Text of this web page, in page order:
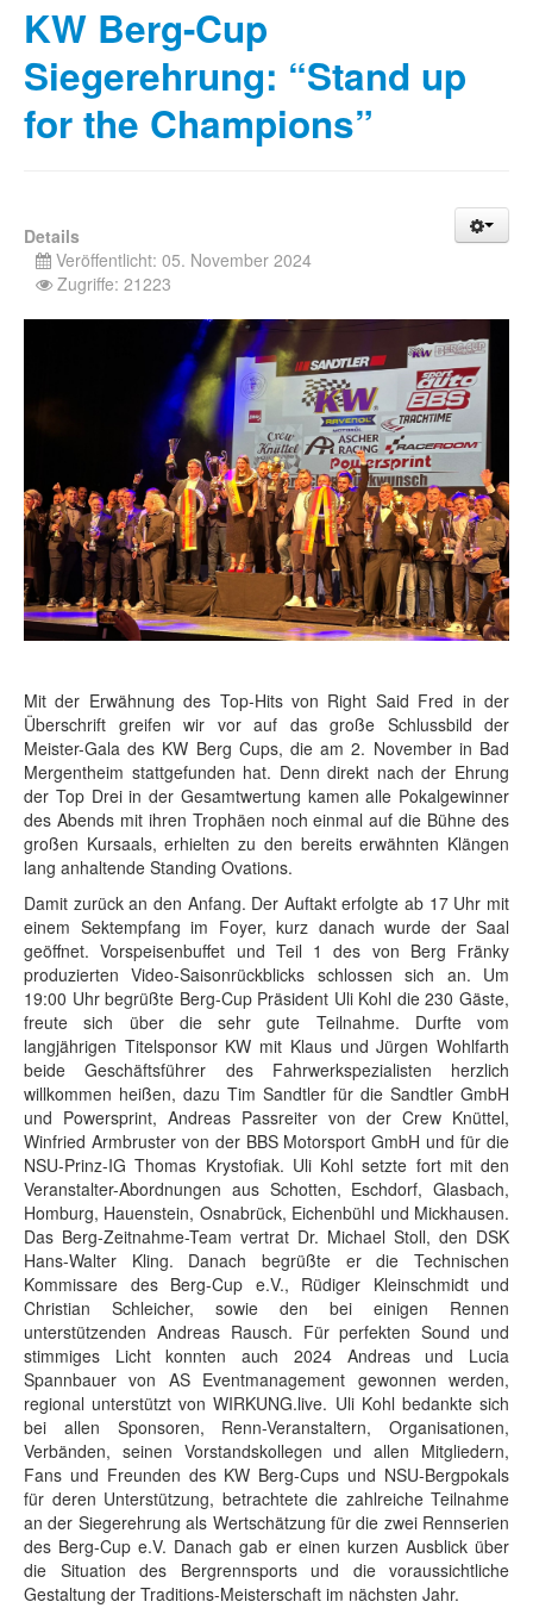
KW Berg-Cup
Siegerehrung: “Stand up
for the Champions”
Details
Veröffentlicht: 05. November 2024
Zugriffe: 21223
Mit der Erwähnung des Top-Hits von Right Said Fred in der
Überschrift greifen wir vor auf das große Schlussbild der
Meister-Gala des KW Berg Cups, die am 2. November in Bad
Mergentheim stattgefunden hat. Denn direkt nach der Ehrung
der Top Drei in der Gesamtwertung kamen alle Pokalgewinner
des Abends mit ihren Trophäen noch einmal auf die Bühne des
großen Kursaals, erhielten zu den bereits erwähnten Klängen
lang anhaltende Standing Ovations.
Damit zurück an den Anfang. Der Auftakt erfolgte ab 17 Uhr mit
einem Sektempfang im Foyer, kurz danach wurde der Saal
geöffnet. Vorspeisenbuffet und Teil 1 des von Berg Fränky
produzierten Video-Saisonrückblicks schlossen sich an. Um
19:00 Uhr begrüßte Berg-Cup Präsident Uli Kohl die 230 Gäste,
freute sich über die sehr gute Teilnahme. Durfte vom
langjährigen Titelsponsor KW mit Klaus und Jürgen Wohlfarth
beide Geschäftsführer des Fahrwerkspezialisten herzlich
willkommen heißen, dazu Tim Sandtler für die Sandtler GmbH
und Powersprint, Andreas Passreiter von der Crew Knüttel,
Winfried Armbruster von der BBS Motorsport GmbH und für die
NSU-Prinz-IG Thomas Krystofiak. Uli Kohl setzte fort mit den
Veranstalter-Abordnungen aus Schotten, Eschdorf, Glasbach,
Homburg, Hauenstein, Osnabrück, Eichenbühl und Mickhausen.
Das Berg-Zeitnahme-Team vertrat Dr. Michael Stoll, den DSK
Hans-Walter Kling. Danach begrüßte er die Technischen
Kommissare des Berg-Cup e.V., Rüdiger Kleinschmidt und
Christian Schleicher, sowie den bei einigen Rennen
unterstützenden Andreas Rausch. Für perfekten Sound und
stimmiges Licht konnten auch 2024 Andreas und Lucia
Spannbauer von AS Eventmanagement gewonnen werden,
regional unterstützt von WIRKUNG.live. Uli Kohl bedankte sich
bei allen Sponsoren, Renn-Veranstaltern, Organisationen,
Verbänden, seinen Vorstandskollegen und allen Mitgliedern,
Fans und Freunden des KW Berg-Cups und NSU-Bergpokals
für deren Unterstützung, betrachtete die zahlreiche Teilnahme
an der Siegerehrung als Wertschätzung für die zwei Rennserien
des Berg-Cup e.V. Danach gab er einen kurzen Ausblick über
die Situation des Bergrennsports und die voraussichtliche
Gestaltung der Traditions-Meisterschaft im nächsten Jahr.